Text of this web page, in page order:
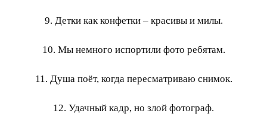
9. Детки как конфетки – красивы и милы.
10. Мы немного испортили фото ребятам.
11. Душа поёт, когда пересматриваю снимок.
12. Удачный кадр, но злой фотограф.